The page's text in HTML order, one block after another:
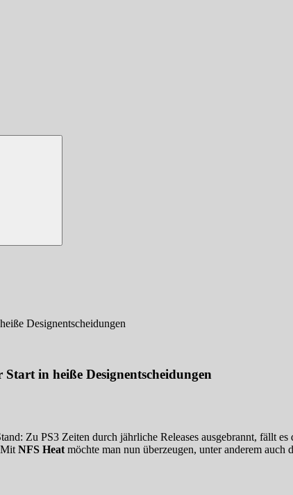
Designentscheidungen
in heiße Designentscheidungen
Zu PS3 Zeiten durch jährliche Releases ausgebrannt, fällt es
Mit NFS Heat möchte man nun überzeugen, unter anderem